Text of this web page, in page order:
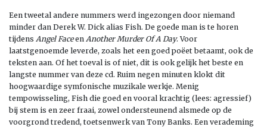
Een tweetal andere nummers werd ingezongen door niemand
minder dan Derek W. Dick alias Fish. De goede man is te horen
tijdens Angel Faceen Another Murder Of A Day. Voor
laatstgenoemde leverde, zoals het een goed poëet betaamt, ook de
teksten aan. Of het toeval is of niet, dit is ook gelijk het beste en
langste nummer van deze cd. Ruim negen minuten klokt dit
hoogwaardige symfonische muzikale werkje. Menig
tempowisseling, Fish die goed en vooral krachtig (lees: agressief)
bij stem is en zeer fraai, zowel ondersteunend alsmede op de
voorgrond tredend, toetsenwerk van Tony Banks. Een verademing